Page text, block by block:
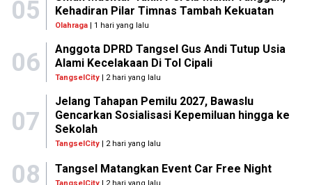
05
Kehadiran Pilar Timnas Tambah Kekuatan
Olahraga| 1 hari yang lalu
06
Anggota DPRD Tangsel Gus Andi Tutup Usia
Alami Kecelakaan Di Tol Cipali
TangselCity| 2 hari yang lalu
07
Jelang Tahapan Pemilu 2027, Bawaslu
Gencarkan Sosialisasi Kepemiluan hingga ke
Sekolah
TangselCity| 2 hari yang lalu
08 Tangsel Matangkan Event Car Free Night
TangselCity | 2 hari yang lalu